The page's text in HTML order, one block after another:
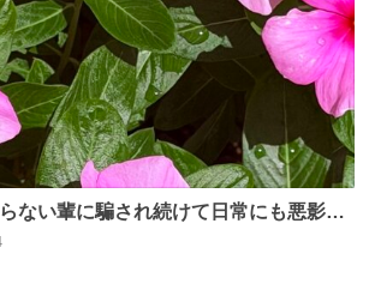
ない輩に騙され続けて日常にも悪影響
来ずでストレスマックス。 解決には断
時に美しい光景は救いの刻です。 人様